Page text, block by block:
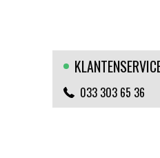
033 303 65 36